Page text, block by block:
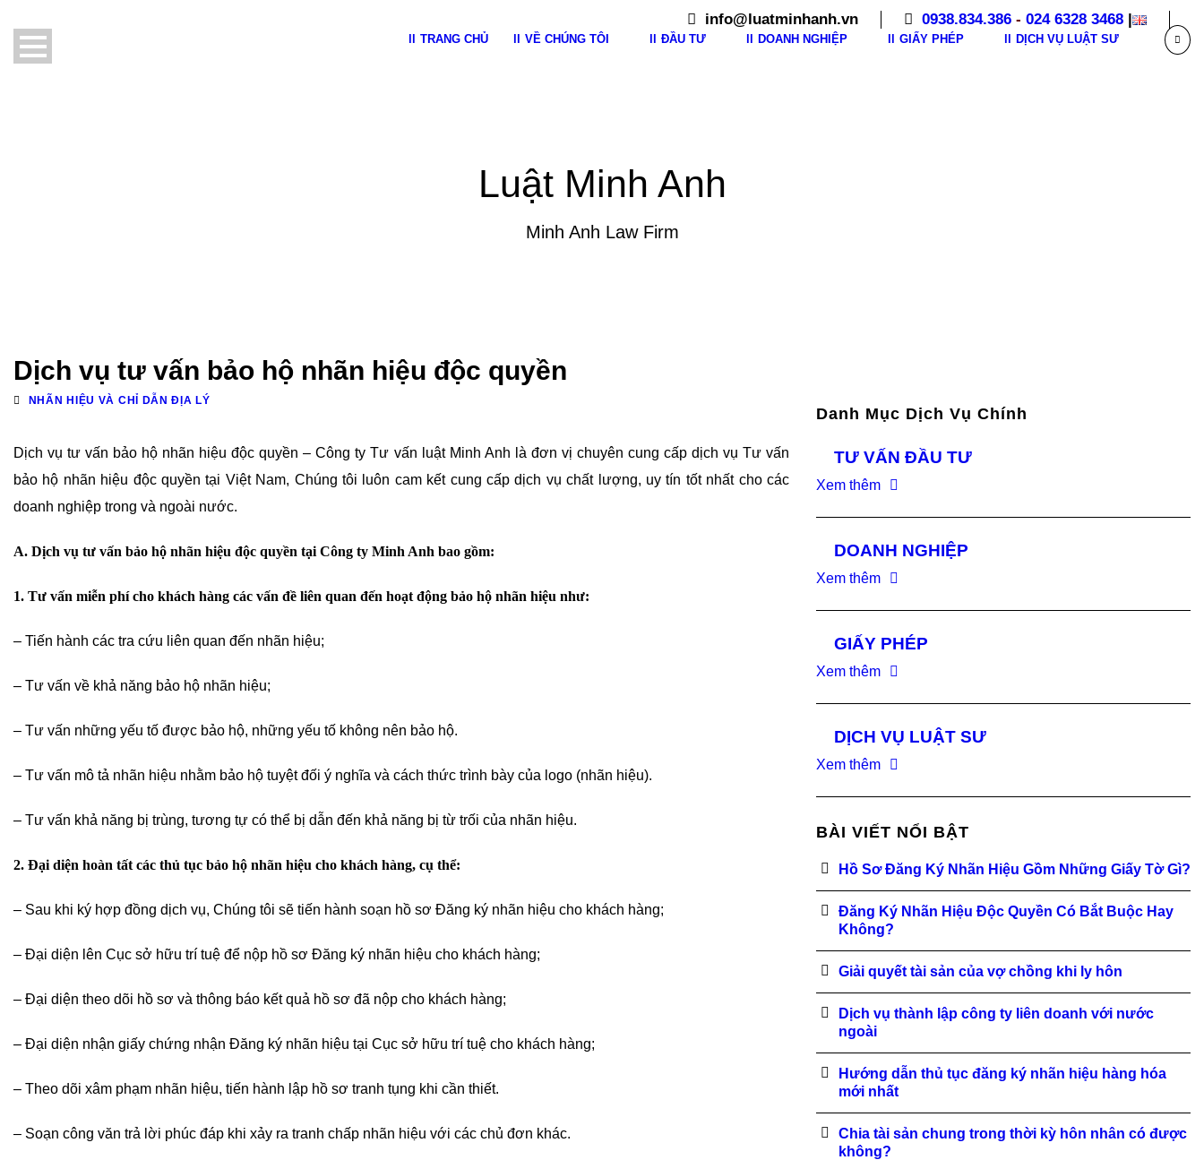
info@luatminhanh.vn 0938.834.386 - 024 6328 3468 |
TRANG CHỦ VỀ CHÚNG TÔI ĐẦU TƯ DOANH NGHIỆP GIẤY PHÉP DỊCH VỤ LUẬT SƯ
Luật Minh Anh
Minh Anh Law Firm
Dịch vụ tư vấn bảo hộ nhãn hiệu độc quyền
NHÃN HIỆU VÀ CHỈ DẪN ĐỊA LÝ
Dịch vụ tư vấn bảo hộ nhãn hiệu độc quyền – Công ty Tư vấn luật Minh Anh là đơn vị chuyên cung cấp dịch vụ Tư vấn
bảo hộ nhãn hiệu độc quyền tại Việt Nam, Chúng tôi luôn cam kết cung cấp dịch vụ chất lượng, uy tín tốt nhất cho các
doanh nghiệp trong và ngoài nước.
A. Dịch vụ tư vấn bảo hộ nhãn hiệu độc quyền tại Công ty Minh Anh bao gồm:
1. Tư vấn miễn phí cho khách hàng các vấn đề liên quan đến hoạt động bảo hộ nhãn hiệu như:
– Tiến hành các tra cứu liên quan đến nhãn hiệu;
– Tư vấn về khả năng bảo hộ nhãn hiệu;
– Tư vấn những yếu tố được bảo hộ, những yếu tố không nên bảo hộ.
– Tư vấn mô tả nhãn hiệu nhằm bảo hộ tuyệt đối ý nghĩa và cách thức trình bày của logo (nhãn hiệu).
– Tư vấn khả năng bị trùng, tương tự có thể bị dẫn đến khả năng bị từ trối của nhãn hiệu.
2. Đại diện hoàn tất các thủ tục bảo hộ nhãn hiệu cho khách hàng, cụ thể:
– Sau khi ký hợp đồng dịch vụ, Chúng tôi sẽ tiến hành soạn hồ sơ Đăng ký nhãn hiệu cho khách hàng;
– Đại diện lên Cục sở hữu trí tuệ để nộp hồ sơ Đăng ký nhãn hiệu cho khách hàng;
– Đại diện theo dõi hồ sơ và thông báo kết quả hồ sơ đã nộp cho khách hàng;
– Đại diện nhận giấy chứng nhận Đăng ký nhãn hiệu tại Cục sở hữu trí tuệ cho khách hàng;
– Theo dõi xâm phạm nhãn hiệu, tiến hành lập hồ sơ tranh tụng khi cần thiết.
– Soạn công văn trả lời phúc đáp khi xảy ra tranh chấp nhãn hiệu với các chủ đơn khác.
Danh Mục Dịch Vụ Chính
TƯ VẤN ĐẦU TƯ
Xem thêm
DOANH NGHIỆP
Xem thêm
GIẤY PHÉP
Xem thêm
DỊCH VỤ LUẬT SƯ
Xem thêm
BÀI VIẾT NỔI BẬT
Hồ Sơ Đăng Ký Nhãn Hiệu Gồm Những Giấy Tờ Gì?
Đăng Ký Nhãn Hiệu Độc Quyền Có Bắt Buộc Hay
Không?
Giải quyết tài sản của vợ chồng khi ly hôn
Dịch vụ thành lập công ty liên doanh với nước
ngoài
Hướng dẫn thủ tục đăng ký nhãn hiệu hàng hóa
mới nhất
Chia tài sản chung trong thời kỳ hôn nhân có được
không?